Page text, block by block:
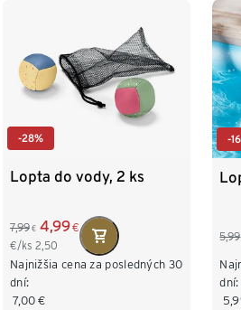
-28%
Lopta do vody, 2 ks
7,99 € 4,99€
€/ks 2,50
Najnižšia cena za posledných 30
dní:
7,00 €
-
5,99
dní: